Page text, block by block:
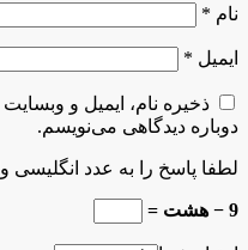
نام *
ایمیل *
ذخیره نام، ایمیل و
دوباره دیدگاهی می‌نویسم.
لطفا پاسخ را به عدد انگلیسی
9 − هشت =